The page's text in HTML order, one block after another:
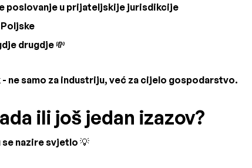
poslovanje u prijateljskije jurisdikcije
drugdje 💸
ne samo za industriju, već za cijelo gospodarstvo.
ili još jedan izazov?
nazire svjetlo 💡